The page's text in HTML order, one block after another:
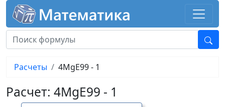
Расчеты 4MgE99 - 1
Расчет: 4MgE99 - 1